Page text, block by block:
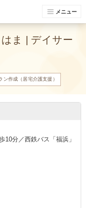
メニュー
ま | デイサー
ン作成（居宅介護支援）
10分／西鉄バス「福浜」